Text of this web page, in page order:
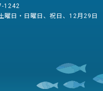
1242
曜日・日曜日、祝日、12月29日